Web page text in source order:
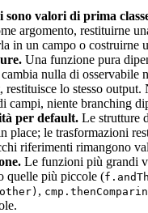
sono valori di prima
argomento, restituirne
in un campo o costruirne
Una funzione pura
nulla di osservabile
restituisce lo stesso
campi, niente branching
per default. Le strutture
place; le trasformazioni
riferimenti rimangono
Le funzioni più grandi
quelle più piccole (
,